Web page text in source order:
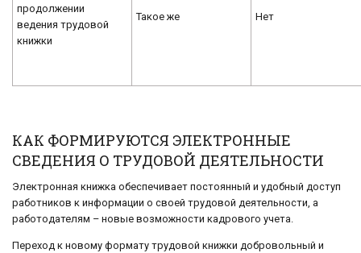
продолжении
ведения трудовой
книжки
Такое же Нет
КАК ФОРМИРУЮТСЯ ЭЛЕКТРОННЫЕ
СВЕДЕНИЯ О ТРУДОВОЙ ДЕЯТЕЛЬНОСТИ
Электронная книжка обеспечивает постоянный и удобный доступ
работников к информации о своей трудовой деятельности, а
работодателям – новые возможности кадрового учета.
Переход к новому формату трудовой книжки добровольный и